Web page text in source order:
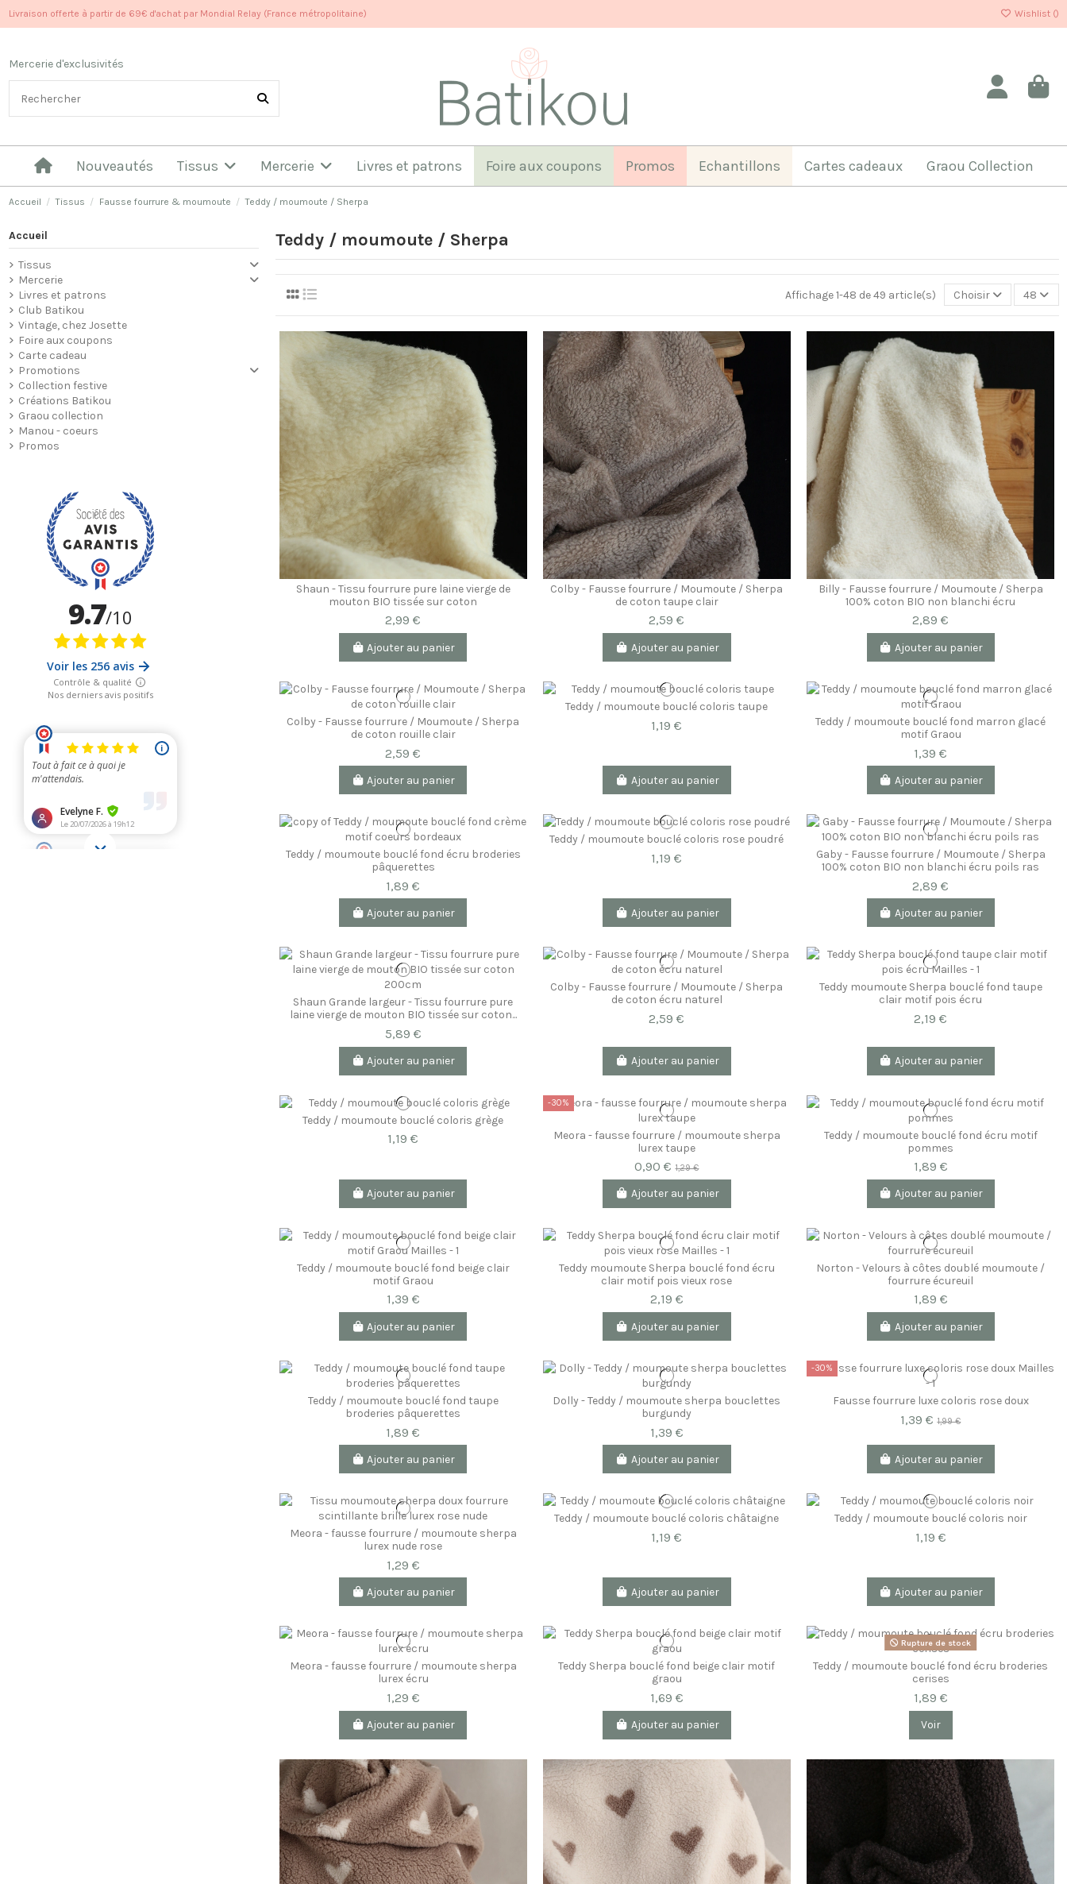
Livraison offerte à partir de 69€ d'achat par Mondial Relay (France métropolitaine) Wishlist ()
Mercerie d'exclusivités
Nouveautés Tissus Mercerie Livres et patrons Foire aux coupons Promos Echantillons Cartes cadeaux Graou Collection
Accueil Tissus Fausse fourrure & moumoute Teddy / moumoute / Sherpa
Teddy / moumoute / Sherpa
Affichage 1-48 de 49 article(s) Choisir 48
Shaun - Tissu fourrure pure laine vierge de
mouton BIO tissée sur coton
2,99 €
Ajouter au panier
Colby - Fausse fourrure / Moumoute / Sherpa
de coton taupe clair
2,59 €
Ajouter au panier
Billy - Fausse fourrure / Moumoute / Sherpa
100% coton BIO non blanchi écru
2,89 €
Ajouter au panier
Colby - Fausse fourrure / Moumoute / Sherpa
de coton rouille clair
2,59 €
Ajouter au panier
Teddy / moumoute bouclé coloris taupe
1,19 €
Ajouter au panier
Teddy / moumoute bouclé fond marron glacé
motif Graou
1,39 €
Ajouter au panier
Teddy / moumoute bouclé fond écru broderies
pâquerettes
1,89 €
Ajouter au panier
Teddy / moumoute bouclé coloris rose poudré
1,19 €
Ajouter au panier
Gaby - Fausse fourrure / Moumoute / Sherpa
100% coton BIO non blanchi écru poils ras
2,89 €
Ajouter au panier
Shaun Grande largeur - Tissu fourrure pure
laine vierge de mouton BIO tissée sur coton...
5,89 €
Ajouter au panier
Colby - Fausse fourrure / Moumoute / Sherpa
de coton écru naturel
2,59 €
Ajouter au panier
Teddy moumoute Sherpa bouclé fond taupe
clair motif pois écru
2,19 €
Ajouter au panier
Teddy / moumoute bouclé coloris grège
1,19 €
Ajouter au panier
-30%
Meora - fausse fourrure / moumoute sherpa
lurex taupe
0,90 €1,29 €
Ajouter au panier
Teddy / moumoute bouclé fond écru motif
pommes
1,89 €
Ajouter au panier
Teddy / moumoute bouclé fond beige clair
motif Graou
1,39 €
Ajouter au panier
Teddy moumoute Sherpa bouclé fond écru
clair motif pois vieux rose
2,19 €
Ajouter au panier
Norton - Velours à côtes doublé moumoute /
fourrure écureuil
1,89 €
Ajouter au panier
Teddy / moumoute bouclé fond taupe
broderies pâquerettes
1,89 €
Ajouter au panier
Dolly - Teddy / moumoute sherpa bouclettes
burgundy
1,39 €
Ajouter au panier
-30%
Fausse fourrure luxe coloris rose doux
1,39 €1,99 €
Ajouter au panier
Meora - fausse fourrure / moumoute sherpa
lurex nude rose
1,29 €
Ajouter au panier
Teddy / moumoute bouclé coloris châtaigne
1,19 €
Ajouter au panier
Teddy / moumoute bouclé coloris noir
1,19 €
Ajouter au panier
Meora - fausse fourrure / moumoute sherpa
lurex écru
1,29 €
Ajouter au panier
Teddy Sherpa bouclé fond beige clair motif
graou
1,69 €
Ajouter au panier
Rupture de stock
Teddy / moumoute bouclé fond écru broderies
cerises
1,89 €
Voir
Accueil
Tissus
Mercerie
Livres et patrons
Club Batikou
Vintage, chez Josette
Foire aux coupons
Carte cadeau
Promotions
Collection festive
Créations Batikou
Graou collection
Manou - coeurs
Promos